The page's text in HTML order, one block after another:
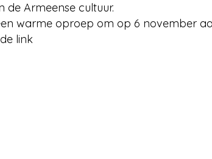
de Armeense cultuur.
warme oproep om op 6 november
link